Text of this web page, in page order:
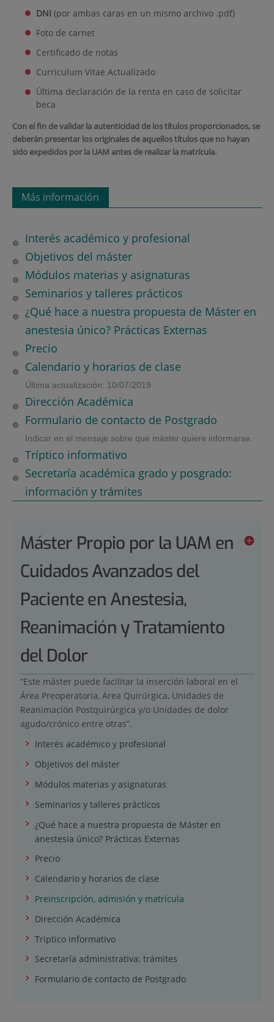
DNI (por ambas caras en un mismo archivo .pdf)
Foto de carnet
Certificado de notas
Curriculum Vitae Actualizado
Última declaración de la renta en caso de solicitar
beca
Con el fin de validar la autenticidad de los títulos proporcionados, se
deberán presentar los originales de aquellos títulos que no hayan
sido expedidos por la UAM antes de realizar la matrícula.
Más información
Interés académico y profesional
Objetivos del máster
Módulos materias y asignaturas
Seminarios y talleres prácticos
¿Qué hace a nuestra propuesta de Máster en
anestesia único? Prácticas Externas
Precio
Calendario y horarios de clase
Última actualización: 10/07/2019
Dirección Académica
Formulario de contacto de Postgrado
Indicar en el mensaje sobre qué máster quiere informarse.
Tríptico informativo
Secretaría académica grado y posgrado:
información y trámites
Máster Propio por la UAM en
Cuidados Avanzados del
Paciente en Anestesia,
Reanimación y Tratamiento
del Dolor
“Este máster puede facilitar la inserción laboral en el
Área Preoperatoria, Área Quirúrgica, Unidades de
Reanimación Postquirúrgica y/o Unidades de dolor
agudo/crónico entre otras”.
Interés académico y profesional
Objetivos del máster
Módulos materias y asignaturas
Seminarios y talleres prácticos
¿Qué hace a nuestra propuesta de Máster en
anestesia único? Prácticas Externas
Precio
Calendario y horarios de clase
Preinscripción, admisión y matrícula
Dirección Académica
Tríptico informativo
Secretaría administrativa: trámites
Formulario de contacto de Postgrado